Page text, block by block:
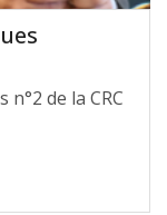
de la CRC